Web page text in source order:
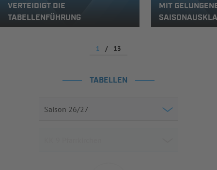
VERTEIDIGT DIE
TABELLENFÜHRUNG
MIT
1 / 13
TABELLEN